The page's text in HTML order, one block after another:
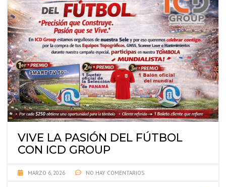
VIVE LA PASIÓN DEL FÚTBOL
CON ICD GROUP
MARZO 6, 2026 NO HAY COMENTARIOS